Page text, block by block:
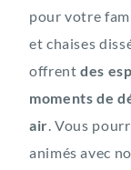
pour votre
et chaises
offrentdes
moments de
air. Vous
animés avec